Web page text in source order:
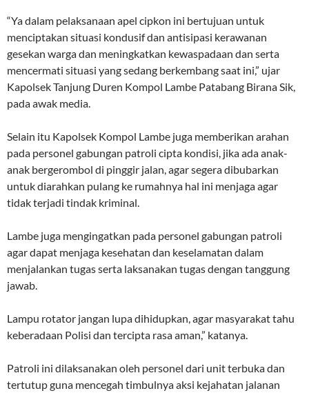
“Ya dalam pelaksanaan apel cipkon ini bertujuan untuk
menciptakan situasi kondusif dan antisipasi kerawanan
gesekan warga dan meningkatkan kewaspadaan dan serta
mencermati situasi yang sedang berkembang saat ini,” ujar
Kapolsek Tanjung Duren Kompol Lambe Patabang Birana Sik,
pada awak media.
Selain itu Kapolsek Kompol Lambe juga memberikan arahan
pada personel gabungan patroli cipta kondisi, jika ada anak-
anak bergerombol di pinggir jalan, agar segera dibubarkan
untuk diarahkan pulang ke rumahnya hal ini menjaga agar
tidak terjadi tindak kriminal.
Lambe juga mengingatkan pada personel gabungan patroli
agar dapat menjaga kesehatan dan keselamatan dalam
menjalankan tugas serta laksanakan tugas dengan tanggung
jawab.
Lampu rotator jangan lupa dihidupkan, agar masyarakat tahu
keberadaan Polisi dan tercipta rasa aman,” katanya.
Patroli ini dilaksanakan oleh personel dari unit terbuka dan
tertutup guna mencegah timbulnya aksi kejahatan jalanan